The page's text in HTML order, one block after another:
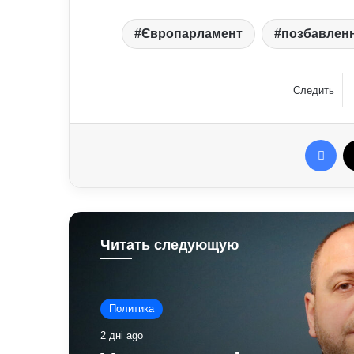
Європарламент
Следить
Читать следующую
Политика
2 дні ago